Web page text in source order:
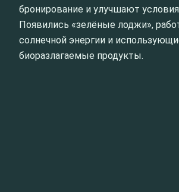
бронирование и улучшают
Появились «зелёные лоджи»,
солнечной энергии и
биоразлагаемые продукты.